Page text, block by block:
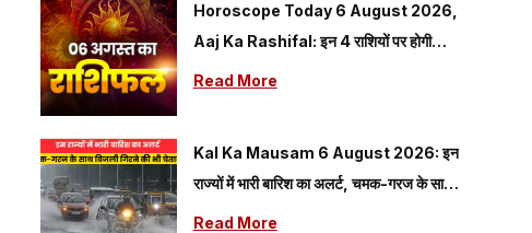
Horoscope Today 6 August 2026,
Aaj Ka Rashifal: इन 4 राशियों पर होगी
धनवर्षा, कारोबार में मिलेगा बड़ा लाभ
Read More
Kal Ka Mausam 6 August 2026: इन
राज्यों में भारी बारिश का अलर्ट, चमक-गरज के साथ
बिजली गिरने की भी चेतावनी
Read More